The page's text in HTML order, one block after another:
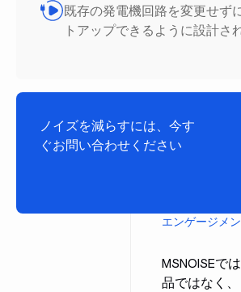
既存の発電機回路を変更せず
トアップできるように設計さ
ノイズを減らすには、今す
ぐお問い合わせください
エンゲージメ
MSNOISEで
品ではなく